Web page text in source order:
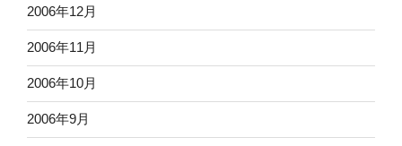
2006年12月
2006年11月
2006年10月
2006年9月